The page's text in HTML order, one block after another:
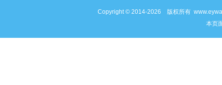
Copyright © 2014-2026 版权所有
本页